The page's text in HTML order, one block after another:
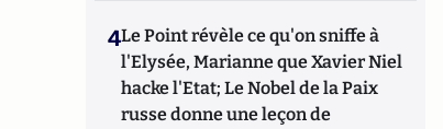
4Le Point révèle ce qu'on sniffe à
l'Elysée, Marianne que Xavier Niel
hacke l'Etat; Le Nobel de la Paix
russe donne une leçon de